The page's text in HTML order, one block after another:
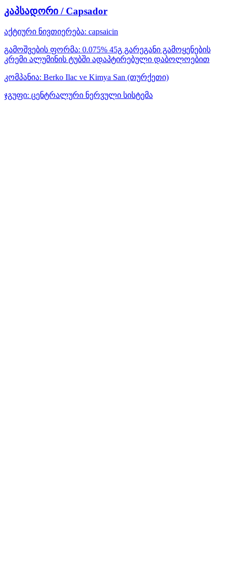
კაპსადორი / Capsador
აქტიური ნივთიერება: capsaicin
გამოშვების ფორმა: 0.075% 45გ გარეგანი გამოყენების
კრემი ალუმინის ტუბში ადაპტირებული დაბოლოებით
კომპანია: Berko Ilac ve Kimya San (თურქეთი)
ჯგუფი: ცენტრალური ნერვული სისტემა